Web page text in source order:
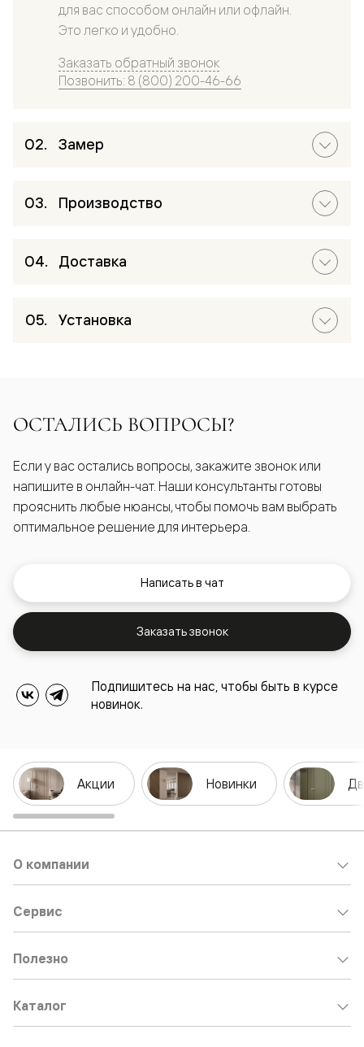
для вас способом онлайн или офлайн.
Это легко и удобно.
Заказать обратный звонок
Позвонить: 8 (800) 200-46-66
Замер
Производство
Доставка
Установка
ОСТАЛИСЬ ВОПРОСЫ?
Если у вас остались вопросы, закажите звонок или
напишите в онлайн-чат. Наши консультанты готовы
прояснить любые нюансы, чтобы помочь вам выбрать
оптимальное решение для интерьера.
Написать в чат
Заказать звонок
Подпишитесь на нас, чтобы быть в курсе
новинок.
Акции Новинки
О компании
Сервис
Полезно
Каталог